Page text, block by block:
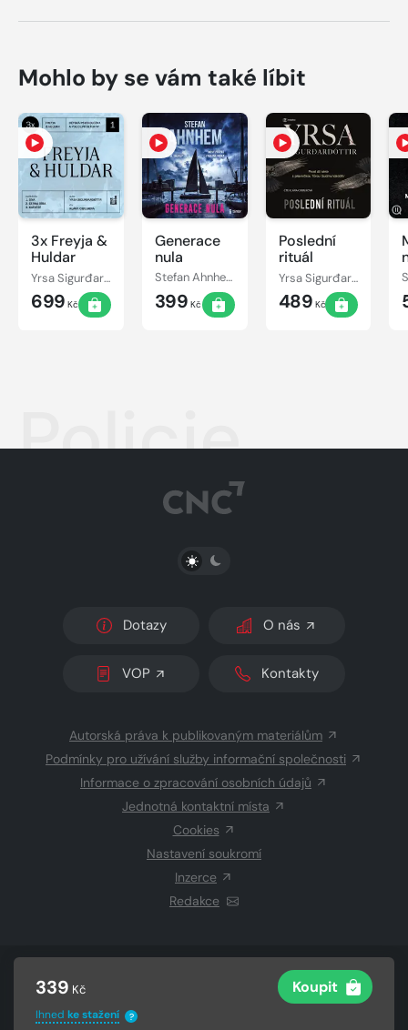
339 Kč Koupit
Ihned ke stažení ?
Mohlo by se vám také líbit
3x Freyja &
Huldar
Yrsa Sigurđardóttir
699 Kč
Generace
nula
Stefan Ahnhem
399 Kč
Poslední
rituál
Yrsa Sigurđardóttir
489 Kč
Policie
PŘEPNOUT SVĚTLÝ/TMAVÝ REŽIM
Dotazy O nás
VOP Kontakty
Autorská práva k publikovaným materiálům
Podmínky pro užívání služby informační společnosti
Informace o zpracování osobních údajů
Jednotná kontaktní místa
Cookies
Nastavení soukromí
Inzerce
Redakce
CZECH NEWS CENTER a.s.a dodavatelé
Vysázeno